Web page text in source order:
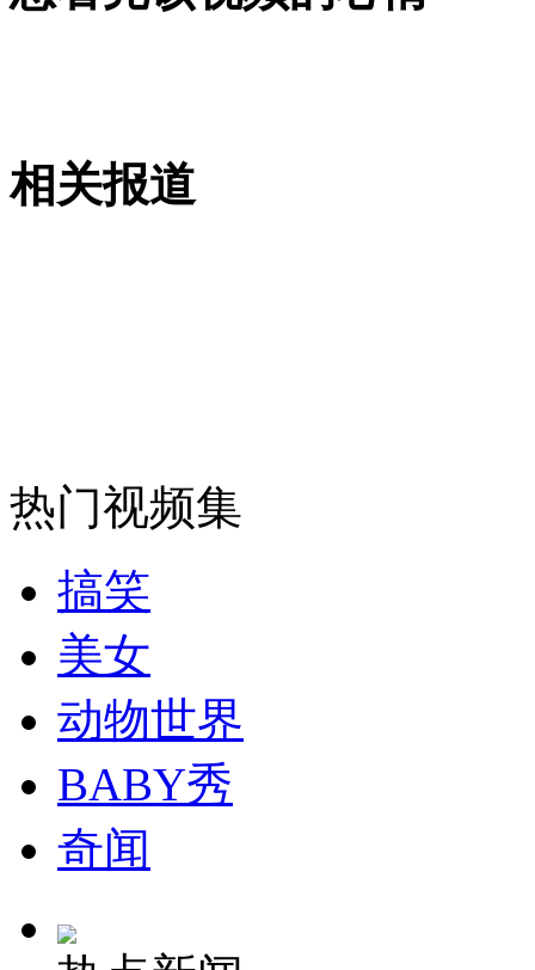
无痛分娩是否安全 医生回应
外交部：反对强权政治霸凌主义
外交部：有关国家言论片面不公正
安徽一实载49人客车翻车
走！跟着总书记去植树
相关报道
热门视频集
搞笑
美女
动物世界
BABY秀
奇闻